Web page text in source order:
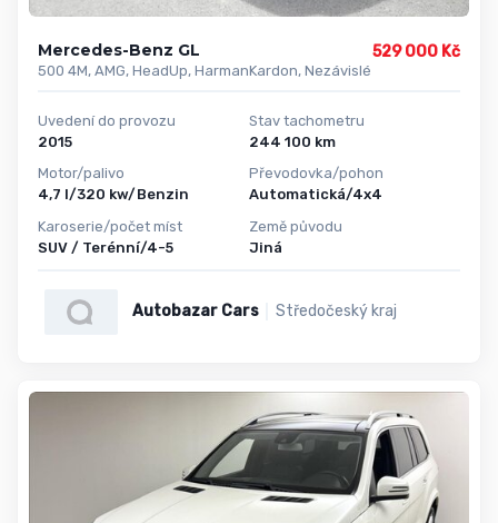
Mercedes-Benz GL
500 4M, AMG, HeadUp, HarmanKardon, Nezávislé
529 000 Kč
Uvedení do provozu
2015
Motor/palivo
4,7 l/320 kw/Benzin
Karoserie/počet míst
SUV / Terénní/4-5
Stav tachometru
244 100 km
Převodovka/pohon
Automatická/4x4
Země původu
Jiná
Autobazar Cars Středočeský kraj